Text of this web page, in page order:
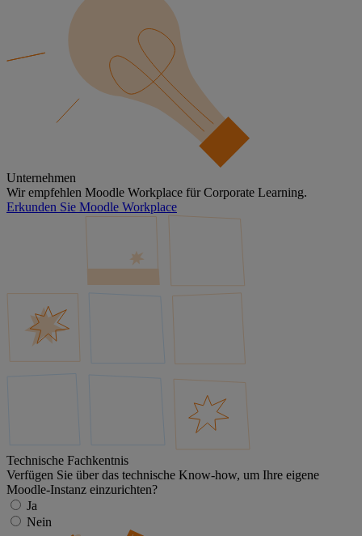
Unternehmen
Wir empfehlen Moodle Workplace für Corporate Learning.
Erkunden Sie Moodle Workplace
Technische Fachkentnis
Verfügen Sie über das technische Know-how, um Ihre eigene
Moodle-Instanz einzurichten?
Ja
Nein